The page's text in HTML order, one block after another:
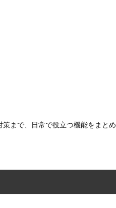
まで、日常で役立つ機能をまと